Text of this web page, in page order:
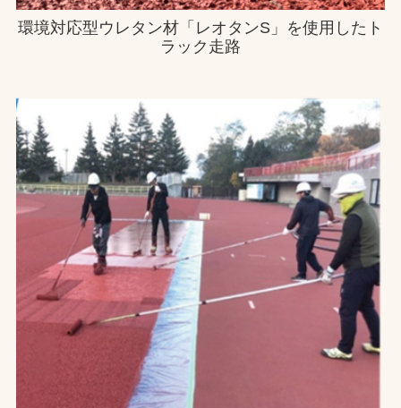
プライバシーポリシー
文字の見えづらさや操作にお困りの方へ
環境対応型ウレタン材「レオタンS」を使用したト
ラック走路